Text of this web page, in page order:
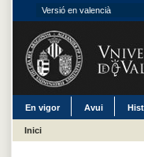
En vigor Avui
Inici